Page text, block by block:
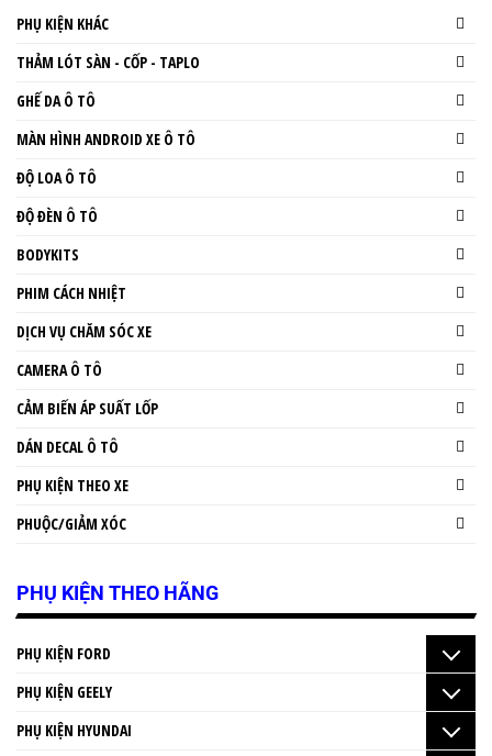
PHỤ KIỆN KHÁC
THẢM LÓT SÀN - CỐP - TAPLO
GHẾ DA Ô TÔ
MÀN HÌNH ANDROID XE Ô TÔ
ĐỘ LOA Ô TÔ
ĐỘ ĐÈN Ô TÔ
BODYKITS
PHIM CÁCH NHIỆT
DỊCH VỤ CHĂM SÓC XE
CAMERA Ô TÔ
CẢM BIẾN ÁP SUẤT LỐP
DÁN DECAL Ô TÔ
PHỤ KIỆN THEO XE
PHUỘC/GIẢM XÓC
PHỤ KIỆN THEO HÃNG
PHỤ KIỆN FORD
PHỤ KIỆN GEELY
PHỤ KIỆN HYUNDAI